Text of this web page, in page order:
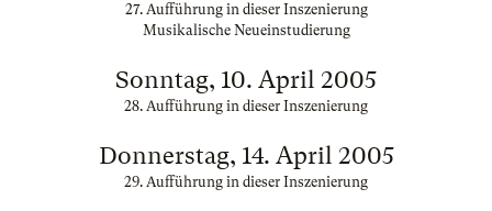
27. Aufführung in dieser Inszenierung
Musikalische Neueinstudierung
Sonntag, 10. April 2005
28. Aufführung in dieser Inszenierung
Donnerstag, 14. April 2005
29. Aufführung in dieser Inszenierung